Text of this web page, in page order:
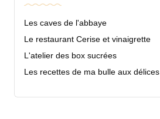
Les caves de l'abbaye
Le restaurant Cerise et vinaigrette
L'atelier des box sucrées
Les recettes de ma bulle aux délices